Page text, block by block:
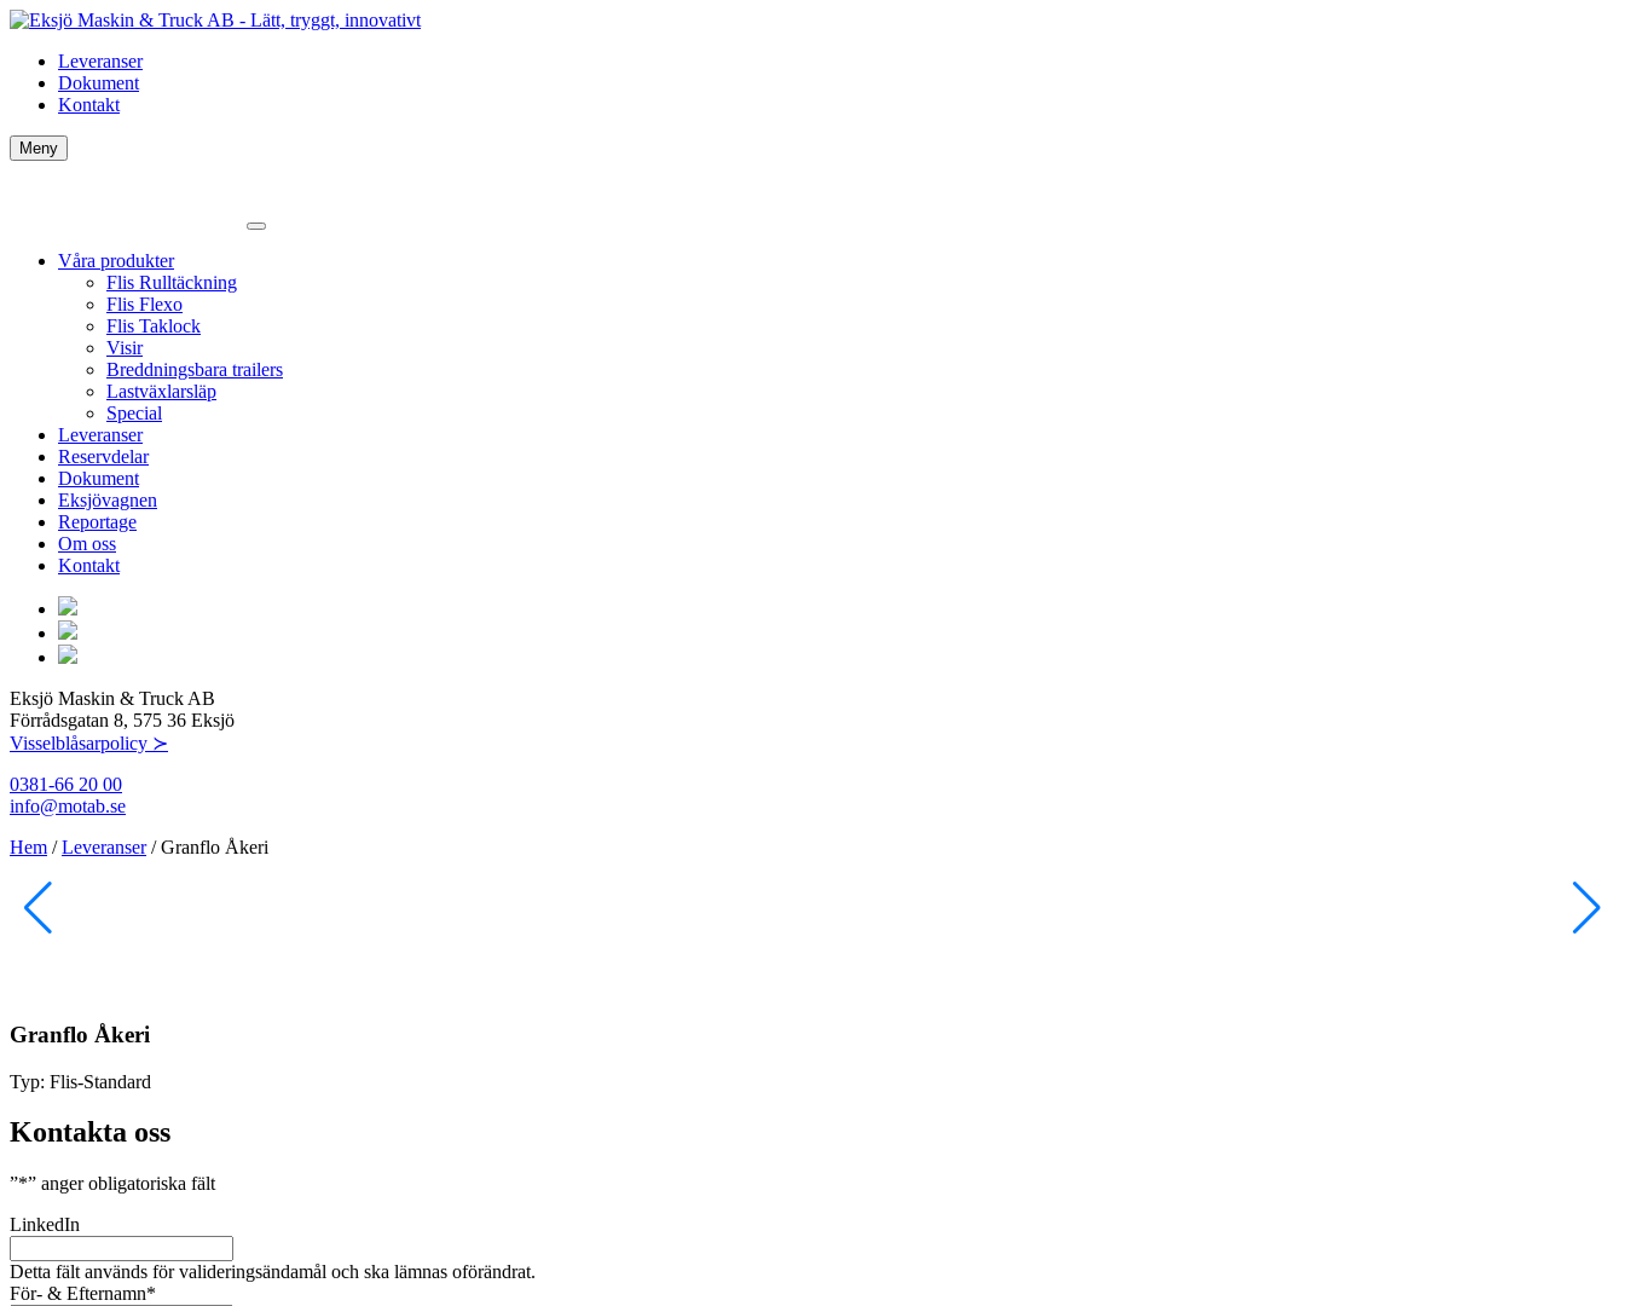
Leveranser
Dokument
Kontakt
Meny
Våra produkter
Flis Rulltäckning
Flis Flexo
Flis Taklock
Visir
Breddningsbara trailers
Lastväxlarsläp
Special
Leveranser
Reservdelar
Dokument
Eksjövagnen
Reportage
Om oss
Kontakt
Eksjö Maskin & Truck AB
Förrådsgatan 8, 575 36 Eksjö
Visselblåsarpolicy ≻
0381-66 20 00
info@motab.se
Hem /Leveranser/Granflo Åkeri
Granflo Åkeri
Typ: Flis-Standard
Kontakta oss
”*” anger obligatoriska fält
LinkedIn
Detta fält används för valideringsändamål och ska lämnas oförändrat.
För- & Efternamn*